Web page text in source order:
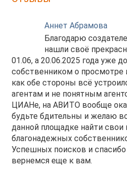
Аннет Абрамова
Благодарю
нашли своё
01.06, а 20.06.2025 года уже
собственником о просмотре
как обе стороны всё
агентам и не понятным
ЦИАНе, на АВИТО вообще
будьте бдительны и желаю
данной площадке найти свои
благонадежных
Успешных поисков и спасибо
вернемся еще к вам.